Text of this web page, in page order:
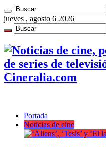
jueves , agosto 6 2026
de series de
Cineralia.com
Portada
Noticias de cine